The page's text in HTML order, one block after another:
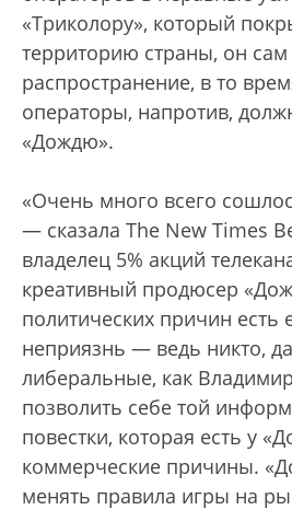
«Триколору», который
территорию страны, он сам
распространение, в то
операторы, напротив,
«Дождю».
«Очень много всего
— сказала The New Times
владелец 5% акций
креативный продюсер
политических причин есть
неприязнь — ведь никто,
либеральные, как
позволить себе той
повестки, которая есть у
коммерческие причины.
менять правила игры на